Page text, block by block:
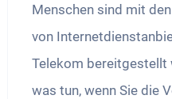
Menschen sind mit
von
Telekom bereitgestellt
was tun, wenn Sie die